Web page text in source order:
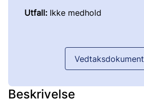
Utfall: Ikke medhold
Vedtaksdokument
Beskrivelse